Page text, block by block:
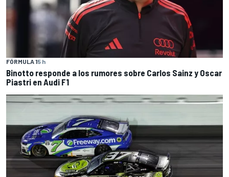
FÓRMULA 15 h
Binotto responde a los rumores sobre Carlos Sainz y Oscar
Piastri en Audi F1